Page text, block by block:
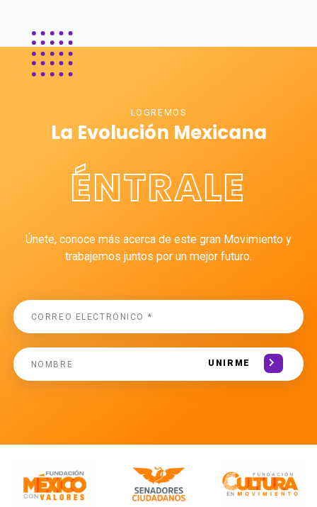
LOGREMOS
La Evolución Mexicana
ÉNTRALE
Únete, conoce más acerca de este gran Movimiento y
trabajemos juntos por un mejor futuro.
UNIRME